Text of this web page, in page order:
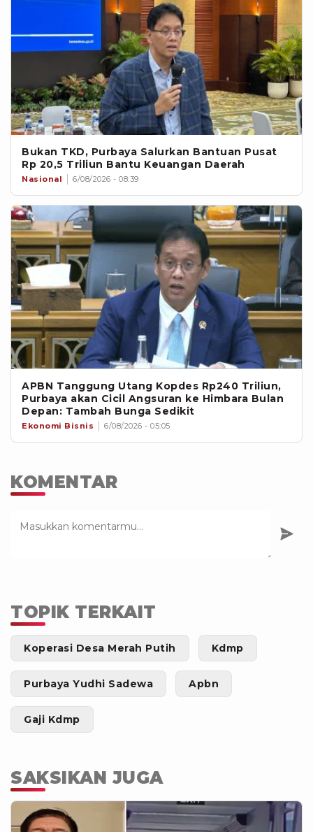
Bukan TKD, Purbaya Salurkan Bantuan Pusat
Rp 20,5 Triliun Bantu Keuangan Daerah
Nasional 6/08/2026 - 08:39
APBN Tanggung Utang Kopdes Rp240 Triliun,
Purbaya akan Cicil Angsuran ke Himbara Bulan
Depan: Tambah Bunga Sedikit
Ekonomi Bisnis 6/08/2026 - 05:05
KOMENTAR
TOPIK TERKAIT
Koperasi Desa Merah Putih Kdmp
Purbaya Yudhi Sadewa Apbn
Gaji Kdmp
SAKSIKAN JUGA